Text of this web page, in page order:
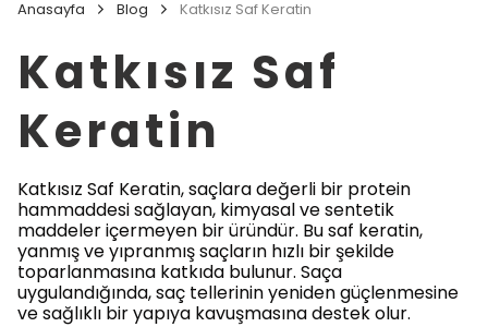
Anasayfa Blog Katkısız Saf Keratin
Katkısız Saf
Keratin
Katkısız Saf Keratin, saçlara değerli bir protein
hammaddesi sağlayan, kimyasal ve sentetik
maddeler içermeyen bir üründür. Bu saf keratin,
yanmış ve yıpranmış saçların hızlı bir şekilde
toparlanmasına katkıda bulunur. Saça
uygulandığında, saç tellerinin yeniden güçlenmesine
ve sağlıklı bir yapıya kavuşmasına destek olur.